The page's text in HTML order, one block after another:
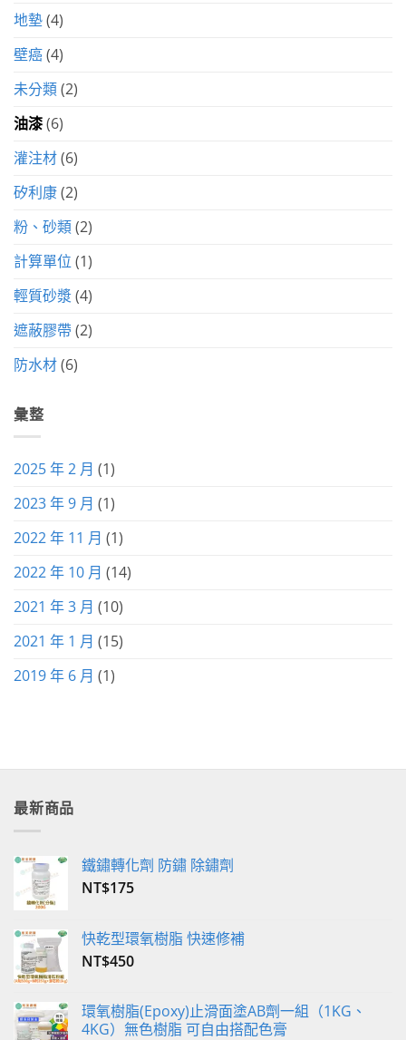
地墊(4)
壁癌(4)
未分類(2)
油漆(6)
灌注材(6)
矽利康(2)
粉、砂類(2)
計算單位 (1)
輕質砂漿(4)
遮蔽膠帶 (2)
防水材(6)
彙整
2025 年 2 月 (1)
2023 年 9 月 (1)
2022 年 11 月 (1)
2022 年 10 月 (14)
2021 年 3 月 (10)
2021 年 1 月 (15)
2019 年 6 月 (1)
最新商品
鐵鏽轉化劑 防鏽 除鏽劑
NT$175
快乾型環氧樹脂 快速修補
NT$450
環氧樹脂(Epoxy)止滑面塗AB劑一組（1KG、
4KG）無色樹脂 可自由搭配色膏